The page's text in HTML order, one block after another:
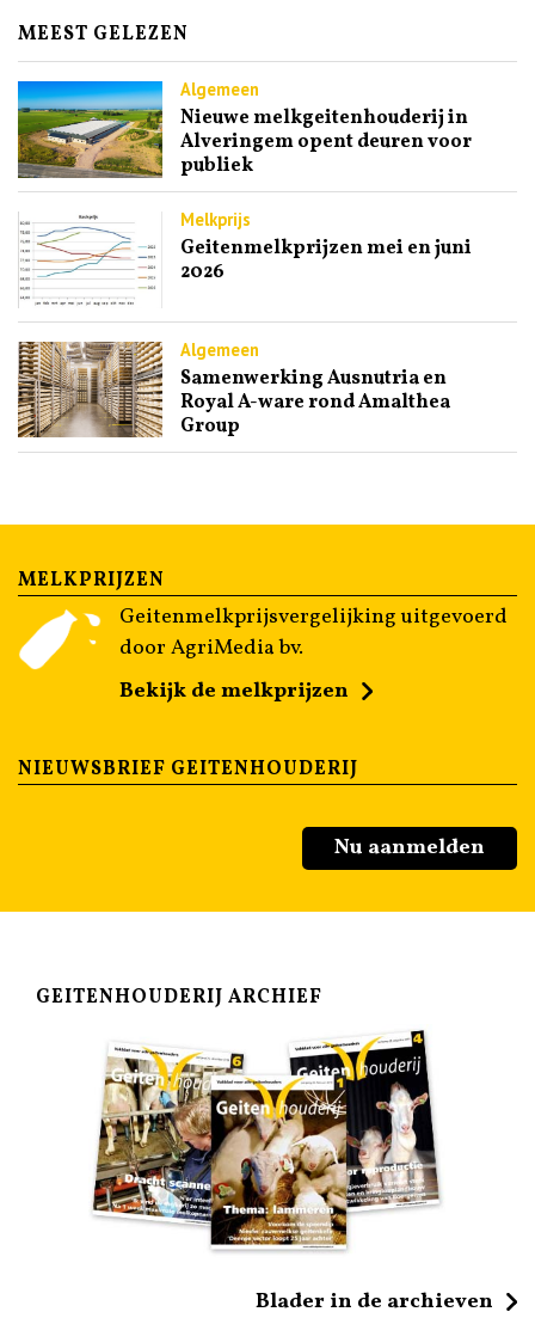
MEEST GELEZEN
Algemeen
Nieuwe melkgeitenhouderij in
Alveringem opent deuren voor
publiek
Melkprijs
Geitenmelkprijzen mei en juni
2026
Algemeen
Samenwerking Ausnutria en
Royal A-ware rond Amalthea
Group
MELKPRIJZEN
Geitenmelkprijsvergelijking uitgevoerd
door AgriMedia bv.
Bekijk de melkprijzen
NIEUWSBRIEF GEITENHOUDERIJ
Nu aanmelden
GEITENHOUDERIJ ARCHIEF
Blader in de archieven